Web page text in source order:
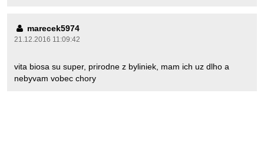
marecek5974
21.12.2016 11:09:42
vita biosa su super, prirodne z byliniek, mam ich uz dlho a
nebyvam vobec chory